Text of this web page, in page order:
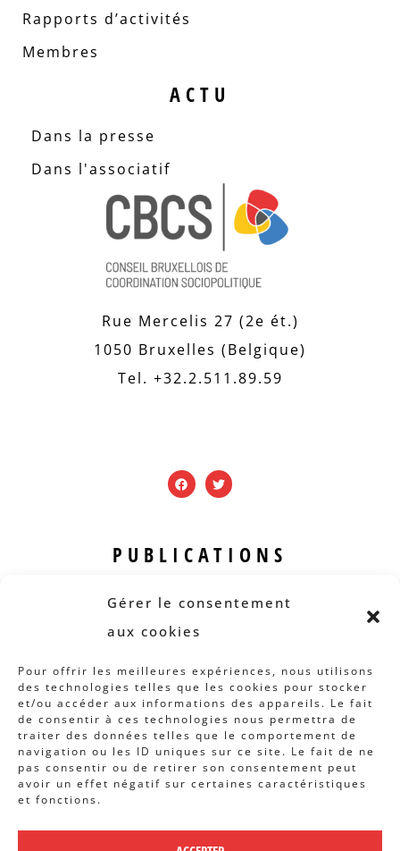
Gérer le consentement
aux cookies
Pour offrir les meilleures expériences, nous utilisons
des technologies telles que les cookies pour stocker
et/ou accéder aux informations des appareils. Le fait
de consentir à ces technologies nous permettra de
traiter des données telles que le comportement de
navigation ou les ID uniques sur ce site. Le fait de ne
pas consentir ou de retirer son consentement peut
avoir un effet négatif sur certaines caractéristiques
et fonctions.
Rapports d’activités
Membres
ACTU
Dans la presse
Dans l'associatif
Rue Mercelis 27 (2e ét.)
1050 Bruxelles (Belgique)
Tel. +32.2.511.89.59
PUBLICATIONS
Revue B.I.S.
Rapports et analyses
Articles
AUTRES INFOS
Actions
Concertation
Archives